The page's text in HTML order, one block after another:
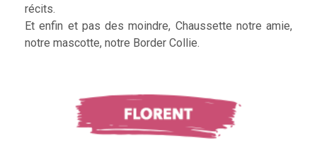
récits.
Et enfin et pas des moindre, Chaussette notre amie,
notre mascotte, notre Border Collie.